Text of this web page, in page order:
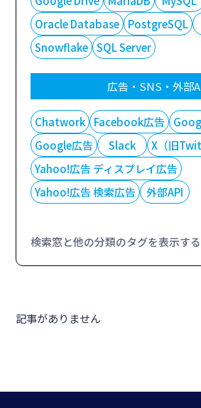
Oracle Database
PostgreSQL
Snowflake SQL Server
広告・SNS・外部
Chatwork Facebook広告
Google広告
Slack
X（旧
Yahoo!広告 ディスプレイ広告
Yahoo!広告 検索広告
外部API
検索窓と他の分類のタグを表示する
記事がありません